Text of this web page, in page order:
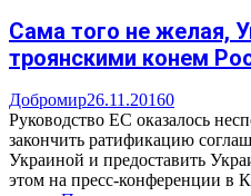
Сама того не желая,
троянскими конем
Добромир26.11.20160
Руководство ЕС оказалось
закончить ратификацию
Украиной и предоставить
этом на пресс-конференции в